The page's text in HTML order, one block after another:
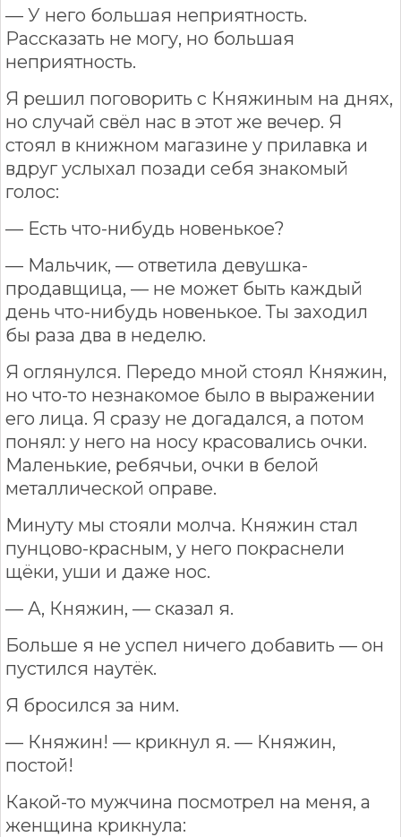
— У него большая неприятность.
Рассказать не могу, но большая
неприятность.
Я решил поговорить с Княжиным на днях,
но случай свёл нас в этот же вечер. Я
стоял в книжном магазине у прилавка и
вдруг услыхал позади себя знакомый
голос:
— Есть что-нибудь новенькое?
— Мальчик, — ответила девушка-
продавщица, — не может быть каждый
день что-нибудь новенькое. Ты заходил
бы раза два в неделю.
Я оглянулся. Передо мной стоял Княжин,
но что-то незнакомое было в выражении
его лица. Я сразу не догадался, а потом
понял: у него на носу красовались очки.
Маленькие, ребячьи, очки в белой
металлической оправе.
Минуту мы стояли молча. Княжин стал
пунцово-красным, у него покраснели
щёки, уши и даже нос.
— А, Княжин, — сказал я.
Больше я не успел ничего добавить — он
пустился наутёк.
Я бросился за ним.
— Княжин! — крикнул я. — Княжин,
постой!
Какой-то мужчина посмотрел на меня, а
женщина крикнула: